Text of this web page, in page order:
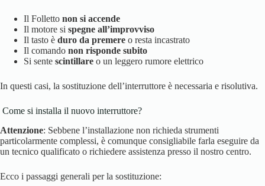
Il Folletto non si accende
Il motore si spegne all’improvviso
Il tasto è duro da premere o resta incastrato
Il comando non risponde subito
Si sente scintillare o un leggero rumore elettrico
In questi casi, la sostituzione dell’interruttore è necessaria e risolutiva.
️ Come si installa il nuovo interruttore?
Attenzione: Sebbene l’installazione non richieda strumenti
particolarmente complessi, è comunque consigliabile farla eseguire da
un tecnico qualificato o richiedere assistenza presso il nostro centro.
Ecco i passaggi generali per la sostituzione: